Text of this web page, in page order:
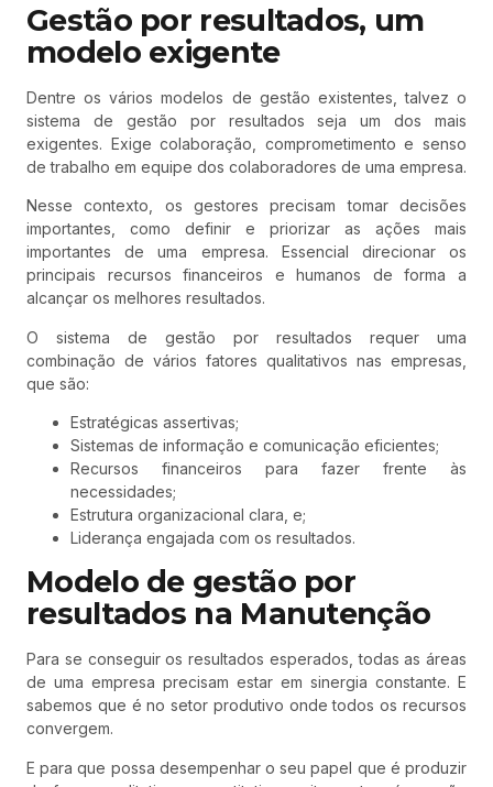
Gestão por resultados, um
modelo exigente
Dentre os vários modelos de gestão existentes, talvez o
sistema de gestão por resultados seja um dos mais
exigentes. Exige colaboração, comprometimento e senso
de trabalho em equipe dos colaboradores de uma empresa.
Nesse contexto, os gestores precisam tomar decisões
importantes, como definir e priorizar as ações mais
importantes de uma empresa. Essencial direcionar os
principais recursos financeiros e humanos de forma a
alcançar os melhores resultados.
O sistema de gestão por resultados requer uma
combinação de vários fatores qualitativos nas empresas,
que são:
Estratégicas assertivas;
Sistemas de informação e comunicação eficientes;
Recursos financeiros para fazer frente às
necessidades;
Estrutura organizacional clara, e;
Liderança engajada com os resultados.
Modelo de gestão por
resultados na Manutenção
Para se conseguir os resultados esperados, todas as áreas
de uma empresa precisam estar em sinergia constante. E
sabemos que é no setor produtivo onde todos os recursos
convergem.
E para que possa desempenhar o seu papel que é produzir